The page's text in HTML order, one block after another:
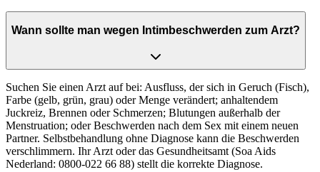
Wann sollte man wegen Intimbeschwerden zum Arzt?
Suchen Sie einen Arzt auf bei: Ausfluss, der sich in Geruch (Fisch),
Farbe (gelb, grün, grau) oder Menge verändert; anhaltendem
Juckreiz, Brennen oder Schmerzen; Blutungen außerhalb der
Menstruation; oder Beschwerden nach dem Sex mit einem neuen
Partner. Selbstbehandlung ohne Diagnose kann die Beschwerden
verschlimmern. Ihr Arzt oder das Gesundheitsamt (Soa Aids
Nederland: 0800-022 66 88) stellt die korrekte Diagnose.